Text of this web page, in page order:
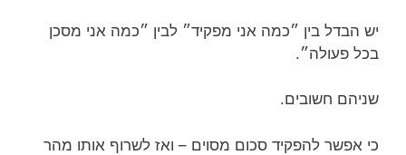
יש הבדל בין ״כמה אני מפקיד״ לבין ״כמה אני מסכן
בכל פעולה״.
שניהם חשובים.
כי אפשר להפקיד סכום מסוים – ואז לשרוף אותו מהר